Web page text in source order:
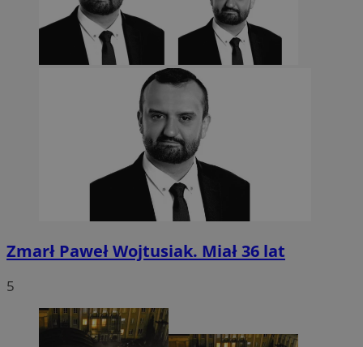
Zmarł Paweł Wojtusiak. Miał 36 lat
5